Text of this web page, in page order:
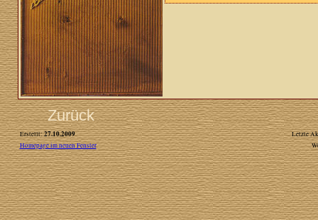
Zurück
Erstellt:27.10.2009
Letzte
Homepage im neuen Fenster